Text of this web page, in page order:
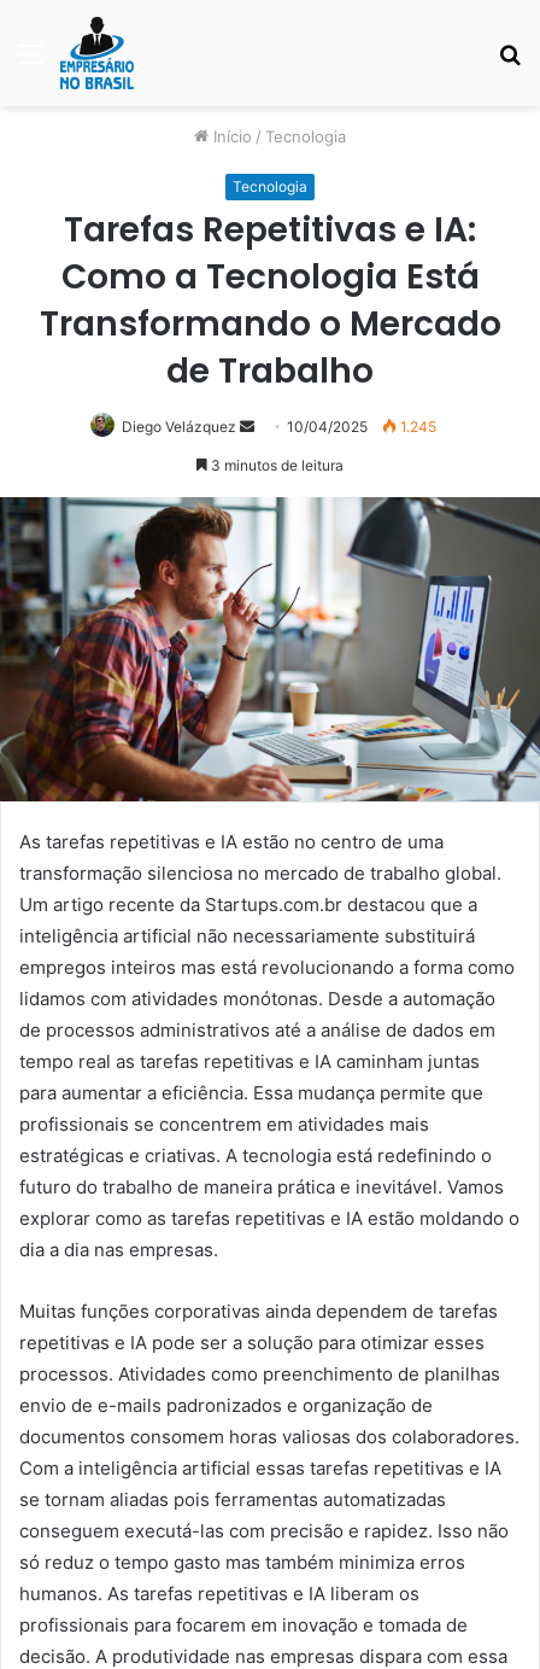
Menu
Início / Tecnologia
Tecnologia
Tarefas Repetitivas e IA:
Como a Tecnologia Está
Transformando o Mercado
de Trabalho
Diego Velázquez
Mande
mail
10/04/2025 1.245
3 minutos de leitura
As tarefas repetitivas e IA estão no centro de uma
transformação silenciosa no mercado de trabalho global.
Um artigo recente da Startups.com.br destacou que a
inteligência artificial não necessariamente substituirá
empregos inteiros mas está revolucionando a forma como
lidamos com atividades monótonas. Desde a automação
de processos administrativos até a análise de dados em
tempo real as tarefas repetitivas e IA caminham juntas
para aumentar a eficiência. Essa mudança permite que
profissionais se concentrem em atividades mais
estratégicas e criativas. A tecnologia está redefinindo o
futuro do trabalho de maneira prática e inevitável. Vamos
explorar como as tarefas repetitivas e IA estão moldando o
dia a dia nas empresas.
Muitas funções corporativas ainda dependem de tarefas
repetitivas e IA pode ser a solução para otimizar esses
processos. Atividades como preenchimento de planilhas
envio de e-mails padronizados e organização de
documentos consomem horas valiosas dos colaboradores.
Com a inteligência artificial essas tarefas repetitivas e IA
se tornam aliadas pois ferramentas automatizadas
conseguem executá-las com precisão e rapidez. Isso não
só reduz o tempo gasto mas também minimiza erros
humanos. As tarefas repetitivas e IA liberam os
profissionais para focarem em inovação e tomada de
decisão. A produtividade nas empresas dispara com essa